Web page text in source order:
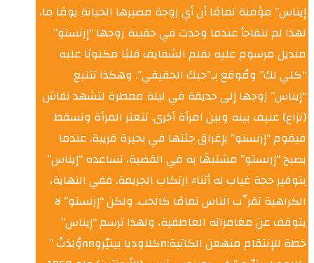
إيناس” مؤمنة تمامًا أن أي زوجة مصيرها الخيانة يومًا ما،
لهذا لم تتفاجأ عندما وجدت في حقيبة زوجها “إرنستو”
منديل مرسوم عليه بقلم الشفايف قلبًا مكتوبًا عليه
“كلي لك” ومُوقع بـ”حبك الحقيقي”. وهكذا تتتبع
“إيناس” زوجها إلى حديقة في ليلة ممطرة لتشهد نقاش
(نزاع) عنيف بينه وبين امرأة أخرى. تتعثر المرأة وتسقط
فيقوم “إرنستو” بإغراق جثتها في بحيرة قريبة. عندما
يصبح “إرنستو” مشتبهًا به في القضية، تساعده “إيناس”
بتوفير حجة غياب له أثناء ارتكاب الجريمة. ففي النهاية،
الكراهية تقرِّب الناس تمامًا كالحب. ولكن “إرنستو” لا
يتوقف عن مغامراته العاطفية، ولهذا ترسم “إيناس”
خطة للإنتقام منهعن الكاتبة:nكلاوديا بينيّروnnوُلِدَتْ ”